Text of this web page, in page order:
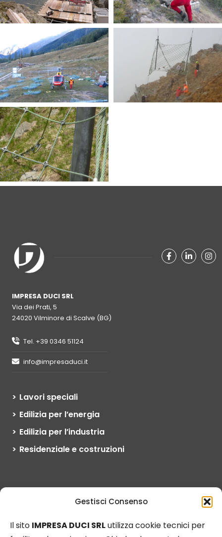
Gestisci Consenso
Il sito IMPRESA DUCI SRLutilizza cookie tecnici per
facebook-f
IMPRESA DUCI SRL
Via dei Prati, 5
24020 Vilminore di Scalve (BG)
Tel. +39 0346 51124
info@impresaduci.it
Lavori speciali
Edilizia per l’energia
Edilizia per l’industria
Residenziale e costruzioni
L’esperienza, le competenze tecniche
e la qualità dei servizi offerti ci hanno
presenza e operatività a livello